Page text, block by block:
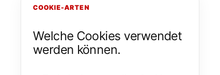
COOKIE-ARTEN
Welche Cookies verwendet
werden können.